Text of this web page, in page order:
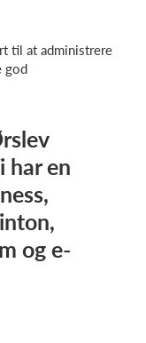
til at administrere
god
har en
og e-